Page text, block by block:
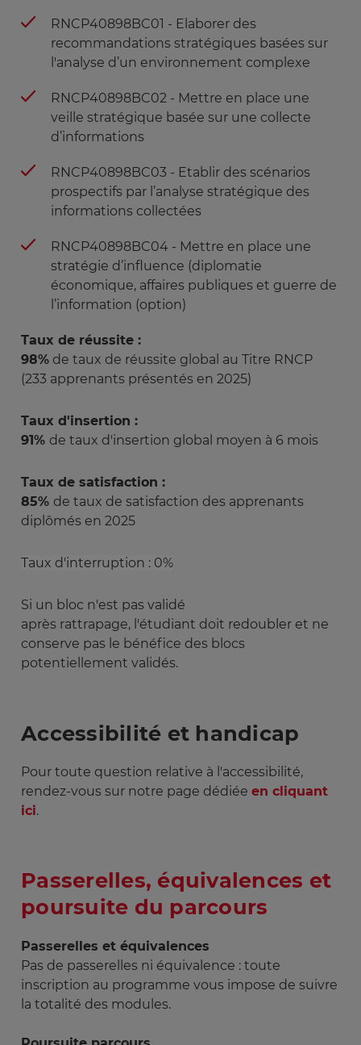
RNCP40898BC01 - Elaborer des
recommandations stratégiques basées sur
l'analyse d’un environnement complexe
RNCP40898BC02 - Mettre en place une
veille stratégique basée sur une collecte
d’informations
RNCP40898BC03 - Etablir des scénarios
prospectifs par l’analyse stratégique des
informations collectées
RNCP40898BC04 - Mettre en place une
stratégie d’influence (diplomatie
économique, affaires publiques et guerre de
l’information (option)
Taux de réussite :
98% de taux de réussite global au Titre RNCP
(233 apprenants présentés en 2025)
Taux d'insertion :
91% de taux d'insertion global moyen à 6 mois
Taux de satisfaction :
85% de taux de satisfaction des apprenants
diplômés en 2025
Taux d'interruption : 0%
Si un bloc n'est pas validé
après rattrapage, l'étudiant doit redoubler et ne
conserve pas le bénéfice des blocs
potentiellement validés.
Accessibilité et handicap
Pour toute question relative à l'accessibilité,
rendez-vous sur notre page dédiée en cliquant
ici.
Passerelles, équivalences et
poursuite du parcours
Passerelles et équivalences
Pas de passerelles ni équivalence : toute
inscription au programme vous impose de suivre
la totalité des modules.